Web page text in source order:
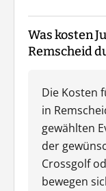
Was kosten
Remscheid
Die Kosten
in
gewählten
der
Crossgolf
bewegen